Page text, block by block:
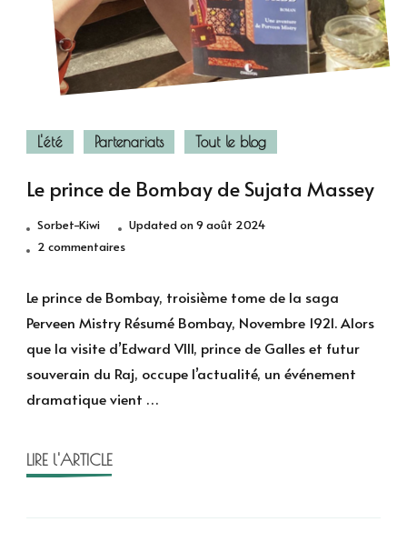
L'été Partenariats Tout le blog
Le prince de Bombay de Sujata Massey
Sorbet-Kiwi Updated on9 août 2024
2 commentairessur
prince
Bombay
de
Sujata
Massey
Le prince de Bombay, troisième tome de la saga
Perveen Mistry Résumé Bombay, Novembre 1921. Alors
que la visite d’Edward VIII, prince de Galles et futur
souverain du Raj, occupe l’actualité, un événement
dramatique vient …
LIRE l'ARTICLE